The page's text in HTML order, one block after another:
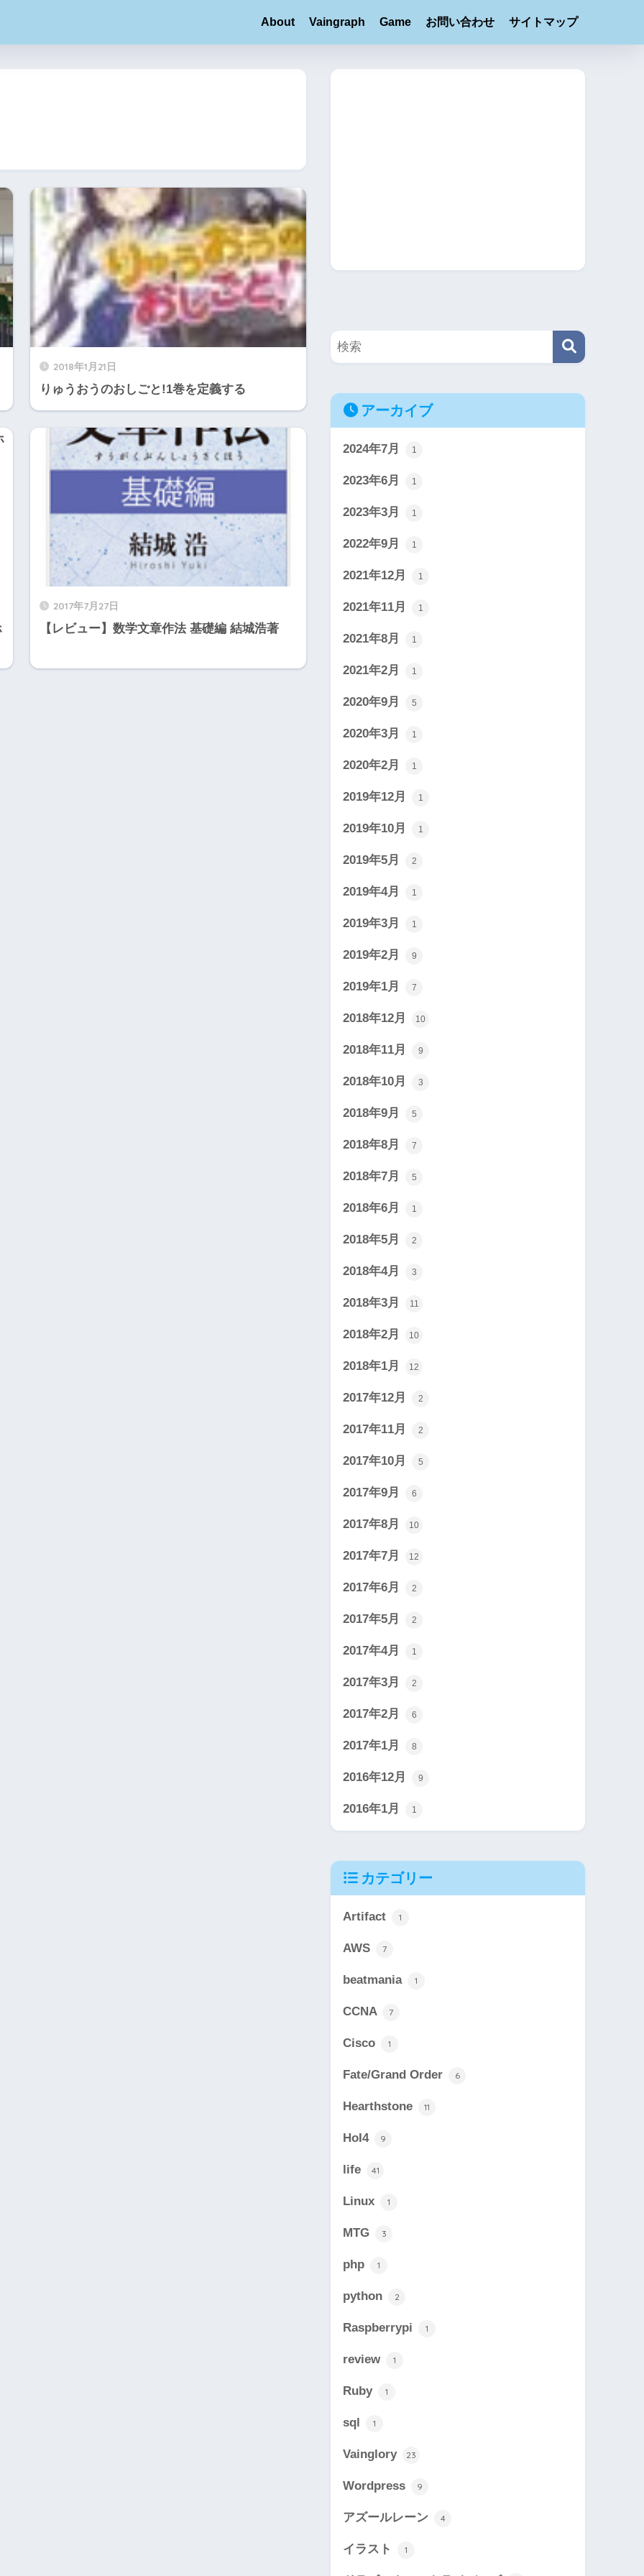
About Vaingraph Game お問い合わせ サイトマップ
2018年1月21日
りゅうおうのおしごと!1巻を定義する
2017年7月27日
【レビュー】数学文章作法 基礎編 結城浩著
アーカイブ
2024年7月 1
2023年6月 1
2023年3月 1
2022年9月 1
2021年12月 1
2021年11月 1
2021年8月 1
2021年2月 1
2020年9月 5
2020年3月 1
2020年2月 1
2019年12月 1
2019年10月 1
2019年5月 2
2019年4月 1
2019年3月 1
2019年2月 9
2019年1月 7
2018年12月 10
2018年11月 9
2018年10月 3
2018年9月 5
2018年8月 7
2018年7月 5
2018年6月 1
2018年5月 2
2018年4月 3
2018年3月 11
2018年2月 10
2018年1月 12
2017年12月 2
2017年11月 2
2017年10月 5
2017年9月 6
2017年8月 10
2017年7月 12
2017年6月 2
2017年5月 2
2017年4月 1
2017年3月 2
2017年2月 6
2017年1月 8
2016年12月 9
2016年1月 1
カテゴリー
Artifact 1
AWS 7
beatmania 1
CCNA 7
Cisco 1
Fate/Grand Order 6
Hearthstone 11
HoI4 9
life 41
Linux 1
MTG 3
php 1
python 2
Raspberrypi 1
review 1
Ruby 1
sql 1
Vainglory 23
Wordpress 9
アズールレーン 4
イラスト 1